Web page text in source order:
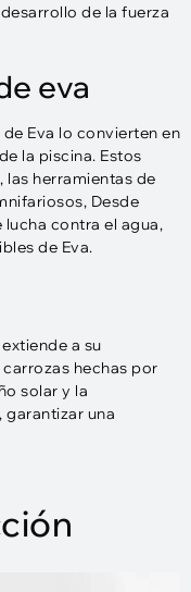
de la fuerza
eva
Eva lo convierten en
la piscina. Estos
herramientas de
Desde
contra el agua,
de Eva.
a su
hechas por
solar y la
una